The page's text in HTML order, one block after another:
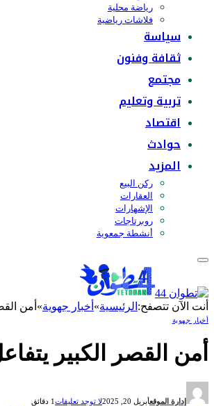
رياضة محلية
فلاشات رياضية
سياسة
ثقافة وفنون
مجتمع
تربية وتعليم
اقتصاد
حوادث
المزيد
ركن البيع
العقارات
الإشهارات
روبرتاجات
أنشطة جمعوية
أنت الآن تتصفح: الرئيسية» أخبار جهوية» أمن
أخبار جهوية
أمن القصر الكبير
إدارة الموقعأبريل 20, 2025 لا توجد تعليقات1 دقائق